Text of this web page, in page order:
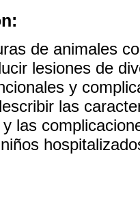
de animales
lesiones de
y
las
las